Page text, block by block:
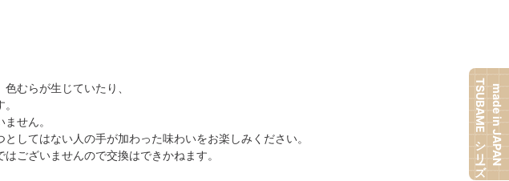
むらが生じていたり、
せん。
してはない人の手が加わった味わいをお楽しみください。
ございませんので交換はできかねます。
made in JAPAN
TSUBAMEシリーズ